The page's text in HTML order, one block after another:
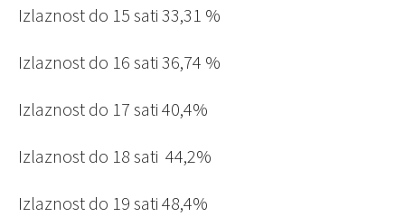
Izlaznost do 15 sati 33,31 %
Izlaznost do 16 sati 36,74 %
Izlaznost do 17 sati 40,4%
Izlaznost do 18 sati 44,2%
Izlaznost do 19 sati 48,4%